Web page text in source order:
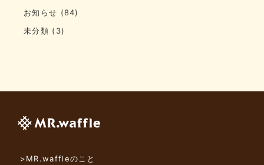
お知らせ (84)
未分類 (3)
>MR.waffleのこと